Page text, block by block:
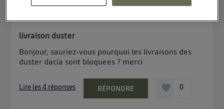
livraison duster
Bonjour, sauriez-vous pourquoi les livraisons des
duster dacia sont bloquees ? merci
Lire les 4 réponses RÉPONDRE 0
La technologie Utiq a été conçue pour la protection
de vos données personnelles en vous offrant choix et
Elle utilise un identifiant créé par votre opérateur
télécom basé sur votre adresse IP et une référence